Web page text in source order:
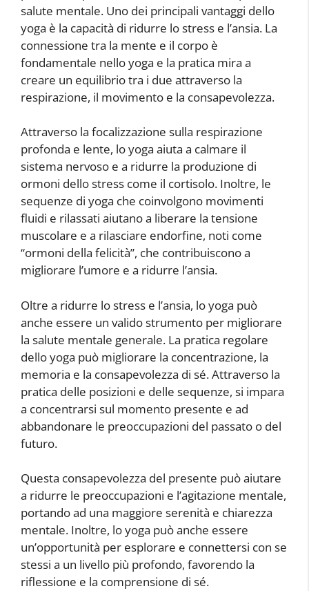
salute mentale. Uno dei principali vantaggi dello
yoga è la capacità di ridurre lo stress e l’ansia. La
connessione tra la mente e il corpo è
fondamentale nello yoga e la pratica mira a
creare un equilibrio tra i due attraverso la
respirazione, il movimento e la consapevolezza.
Attraverso la focalizzazione sulla respirazione
profonda e lente, lo yoga aiuta a calmare il
sistema nervoso e a ridurre la produzione di
ormoni dello stress come il cortisolo. Inoltre, le
sequenze di yoga che coinvolgono movimenti
fluidi e rilassati aiutano a liberare la tensione
muscolare e a rilasciare endorfine, noti come
“ormoni della felicità”, che contribuiscono a
migliorare l’umore e a ridurre l’ansia.
Oltre a ridurre lo stress e l’ansia, lo yoga può
anche essere un valido strumento per migliorare
la salute mentale generale. La pratica regolare
dello yoga può migliorare la concentrazione, la
memoria e la consapevolezza di sé. Attraverso la
pratica delle posizioni e delle sequenze, si impara
a concentrarsi sul momento presente e ad
abbandonare le preoccupazioni del passato o del
futuro.
Questa consapevolezza del presente può aiutare
a ridurre le preoccupazioni e l’agitazione mentale,
portando ad una maggiore serenità e chiarezza
mentale. Inoltre, lo yoga può anche essere
un’opportunità per esplorare e connettersi con se
stessi a un livello più profondo, favorendo la
riflessione e la comprensione di sé.